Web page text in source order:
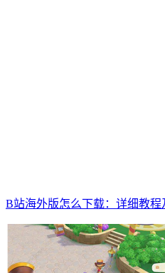
B站海外版怎么下载：详细教